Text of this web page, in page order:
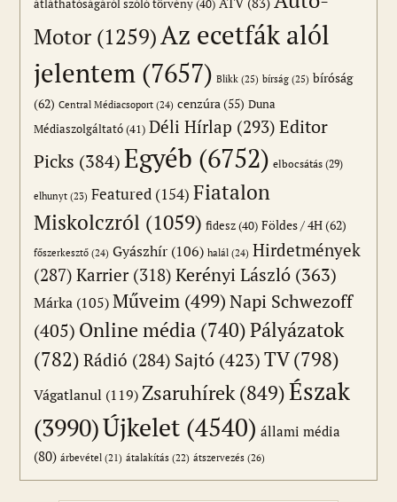
átláthatóságáról szóló törvény(40)
Motor (1259)Az ecetfák alól
jelentem (7657) Blikk (25) bírság (25) bíróság
(62) Central Médiacsoport (24) cenzúra (55) Duna
Médiaszolgáltató(41) Déli Hírlap (293) Editor
Picks (384)Egyéb (6752) elbocsátás (29)
elhunyt (23) Featured (154) Fiatalon
Miskolczról (1059) fidesz(40) Földes / 4H(62)
főszerkesztő (24) Gyászhír (106) halál (24) Hirdetmények
(287) Karrier(318) Kerényi László (363)
Márka (105) Műveim (499)Napi Schwezoff
(405) Online média (740)Pályázatok
(782) Rádió (284) Sajtó (423)TV(798)
Vágatlanul (119) Zsaruhírek (849)Észak
(3990)Újkelet (4540) állami média
(80) árbevétel (21) átalakítás (22) átszervezés (26)